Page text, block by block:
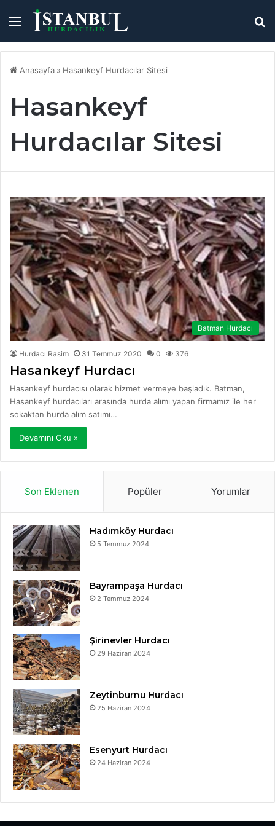
Menü
Anasayfa » Hasankeyf Hurdacılar Sitesi
Hasankeyf
Hurdacılar Sitesi
Batman Hurdacı
Hurdacı Rasim 31 Temmuz 2020 0 376
Hasankeyf Hurdacı
Hasankeyf hurdacısı olarak hizmet vermeye başladık. Batman,
Hasankeyf hurdacıları arasında hurda alımı yapan firmamız ile her
sokaktan hurda alım satımı…
Devamını Oku »
Son Eklenen Popüler Yorumlar
Hadımköy Hurdacı
5 Temmuz 2024
Bayrampaşa Hurdacı
2 Temmuz 2024
Şirinevler Hurdacı
29 Haziran 2024
Zeytinburnu Hurdacı
25 Haziran 2024
Esenyurt Hurdacı
24 Haziran 2024